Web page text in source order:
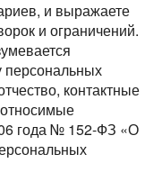
и выражаете
и ограничений.
персональных
контактные
года № 152-ФЗ «О